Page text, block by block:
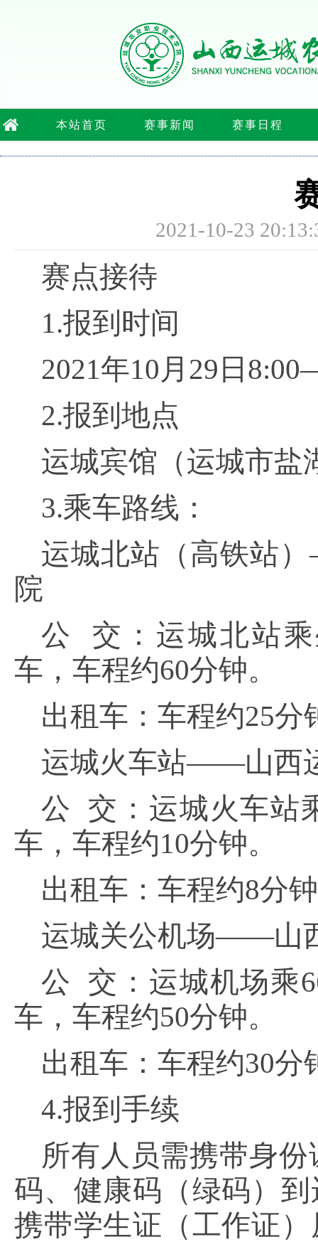
本站首页 赛事新闻 赛事日程
2021-10-23
赛点接待
1.报到时间
2021年10月 29 日 8:00
2.报到地点
运城宾馆（运城市盐
3.乘车路线：
运城北站（高铁站）
院
公
交：运城北站
车，车程约60分钟。
出租车：车程约25分
运城火车站——山西
公 交：运城火车站
车，车程约10分钟。
出租车：车程约8分
运城关公机场——山
公 交：运城机场乘
车，车程约50分钟。
出租车：车程约30分
4.报到手续
所有人员需携带身份
码、健康码（绿码）
携带学生证（工作证